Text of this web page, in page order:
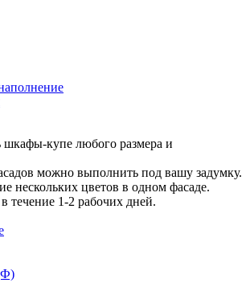
шкафы-купе любого размера и
можно выполнить под вашу задумку.
нескольких цветов в одном фасаде.
течение 1-2 рабочих дней.